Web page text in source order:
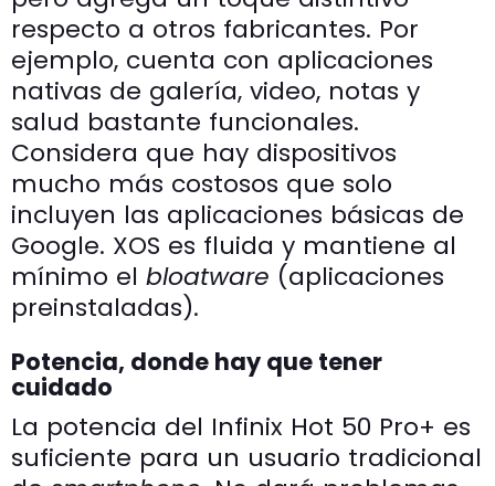
respecto a otros fabricantes. Por
ejemplo, cuenta con aplicaciones
nativas de galería, video, notas y
salud bastante funcionales.
Considera que hay dispositivos
mucho más costosos que solo
incluyen las aplicaciones básicas de
Google. XOS es fluida y mantiene al
mínimo el bloatware (aplicaciones
preinstaladas).
Potencia, donde hay que tener
cuidado
La potencia del Infinix Hot 50 Pro+ es
suficiente para un usuario tradicional